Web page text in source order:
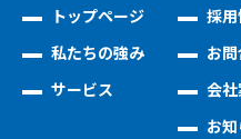
トップページ
私たちの強み
サービス
採
お
会
お